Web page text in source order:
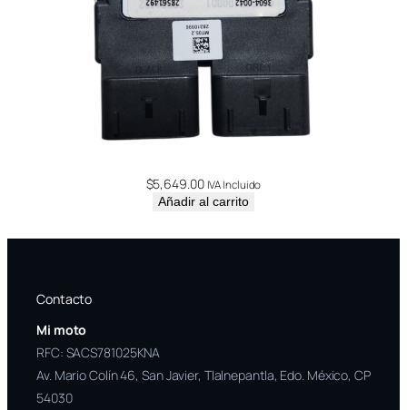
$5,649.00 IVA Incluido
Añadir al carrito
Contacto
Mi moto
RFC: SACS781025KNA
Av. Mario Colín 46, San Javier, Tlalnepantla, Edo. México, CP
54030